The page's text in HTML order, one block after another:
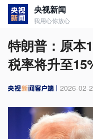
央视新闻
我用心你放心
特朗普：原本
税率将升至
2026-02-